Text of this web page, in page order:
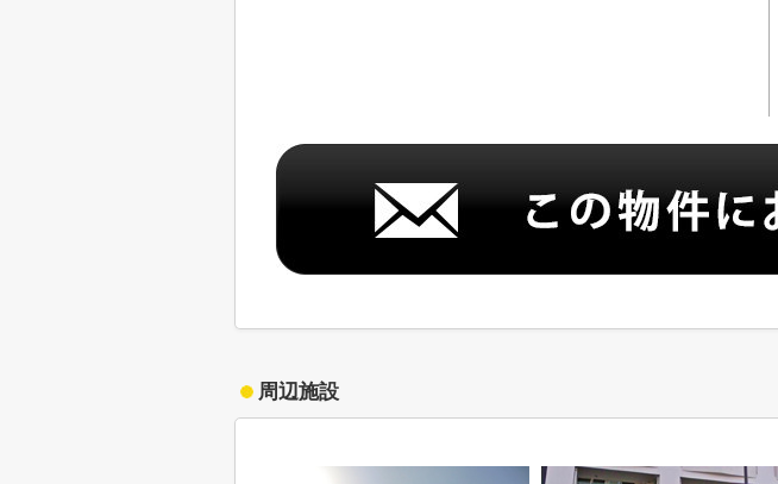
周辺施設